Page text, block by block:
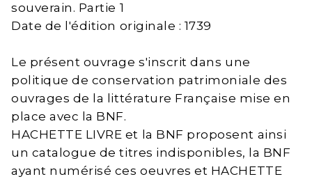
souverain. Partie 1
Date de l'édition originale : 1739
Le présent ouvrage s'inscrit dans une
politique de conservation patrimoniale des
ouvrages de la littérature Française mise en
place avec la BNF.
HACHETTE LIVRE et la BNF proposent ainsi
un catalogue de titres indisponibles, la BNF
ayant numérisé ces oeuvres et HACHETTE